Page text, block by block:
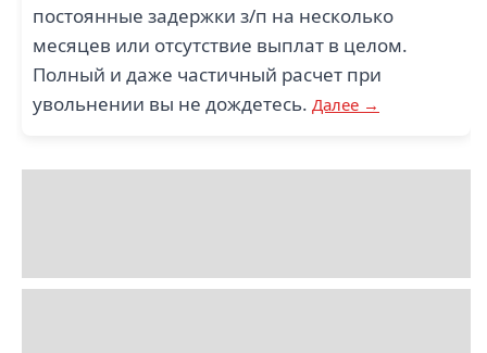
постоянные задержки з/п на несколько
месяцев или отсутствие выплат в целом.
Полный и даже частичный расчет при
увольнении вы не дождетесь. Далее →